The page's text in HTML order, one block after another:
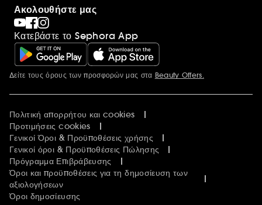
Ακολουθήστε μας
Κατεβάστε το Sephora App
Περισσότερες πληροφορίες
Δείτε τους όρους των προσφορών μας στα Beauty Offers.
Πολιτική απορρήτου και cookies
Προτιμήσεις cookies
Γενικοί Όροι & Προϋποθέσεις χρήσης
Γενικοί όροι & Προϋποθέσεις Πώλησης
Πρόγραμμα Επιβράβευσης
Όροι και προϋποθέσεις για τη δημοσίευση των
αξιολογήσεων
Όροι δημοσίευσης